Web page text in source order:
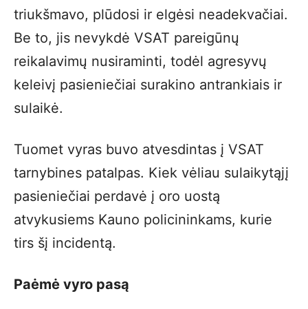
triukšmavo, plūdosi ir elgėsi neadekvačiai.
Be to, jis nevykdė VSAT pareigūnų
reikalavimų nusiraminti, todėl agresyvų
keleivį pasieniečiai surakino antrankiais ir
sulaikė.
Tuomet vyras buvo atvesdintas į VSAT
tarnybines patalpas. Kiek vėliau sulaikytąjį
pasieniečiai perdavė į oro uostą
atvykusiems Kauno policininkams, kurie
tirs šį incidentą.
Paėmė vyro pasą